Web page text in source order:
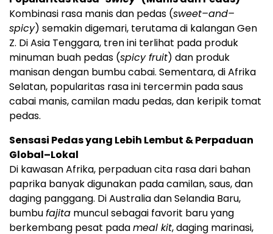
Kombinasi rasa manis dan pedas (sweet–and–
spicy) semakin digemari, terutama di kalangan Gen
Z. Di Asia Tenggara, tren ini terlihat pada produk
minuman buah pedas (spicy fruit) dan produk
manisan dengan bumbu cabai. Sementara, di Afrika
Selatan, popularitas rasa ini tercermin pada saus
cabai manis, camilan madu pedas, dan keripik tomat
pedas.
Sensasi Pedas yang Lebih Lembut & Perpaduan
Global–Lokal
Di kawasan Afrika, perpaduan cita rasa dari bahan
paprika banyak digunakan pada camilan, saus, dan
daging panggang. Di Australia dan Selandia Baru,
bumbufajita muncul sebagai favorit baru yang
berkembang pesat padameal kit, daging marinasi,